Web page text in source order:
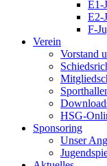
E1-
E2-
F-
Verein
Vorstand
HSG-
Sponsoring
Unser